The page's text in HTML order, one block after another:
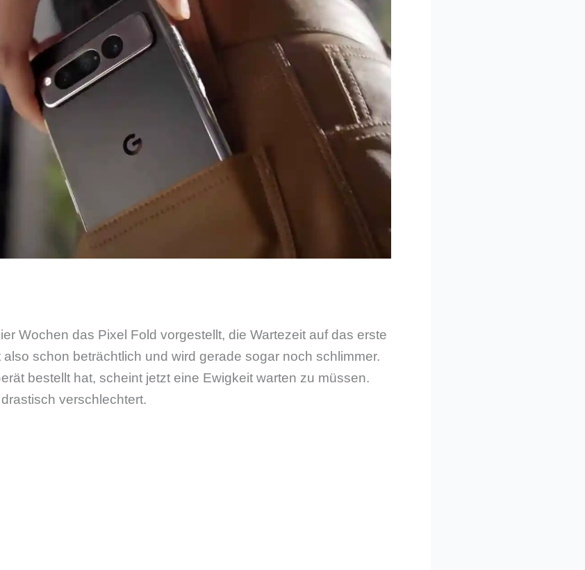
Wochen das Pixel Fold vorgestellt, die Wartezeit auf das erste
schon beträchtlich und wird gerade sogar noch schlimmer.
bestellt hat, scheint jetzt eine Ewigkeit warten zu müssen.
verschlechtert.